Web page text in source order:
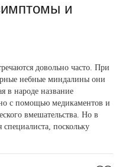
и
довольно часто. При
небные миндалины они
в народе название
с помощью медикаментов и
вмешательства. Но в
поскольку